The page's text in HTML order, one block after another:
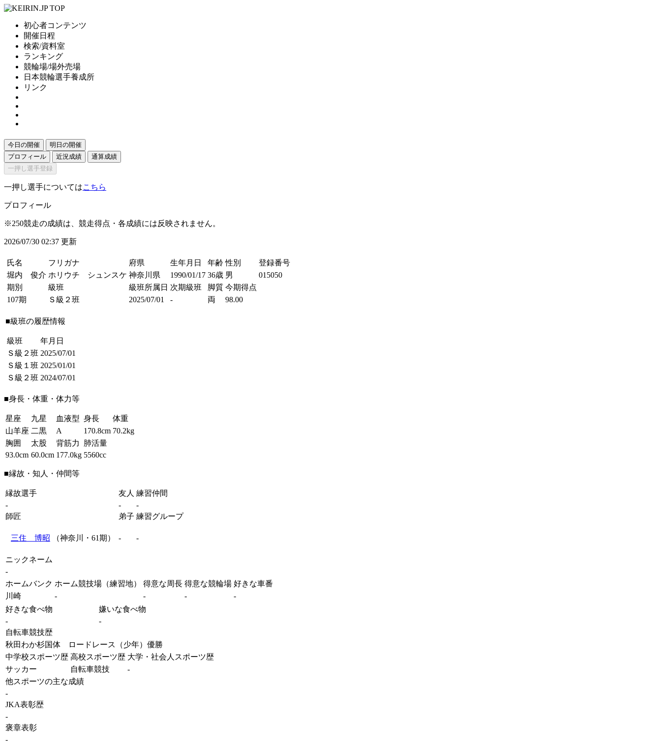
初心者コンテンツ
開催日程
検索/資料室
ランキング
競輪場/場外売場
日本競輪選手養成所
リンク
今日の開催
明日の開催
プロフィール
近況成績
通算成績
一押し選手登録
一押し選手についてはこちら
プロフィール
※250競走の成績は、競走得点・各成績には反映されません。
2026/07/30 02:37 更新
氏名 フリガナ 府県 生年月日 年齢 性別
登録番号
堀内 俊介 ホリウチ シュンスケ 神奈川県 1990/01/17 36歳 男
015050
期別
級班 級班所属日 次期級班 脚質 今期得点
107期
Ｓ級２班 2025/07/01 - 両 98.00
■級班の履歴情報
級班
年月日
Ｓ級２班 2025/07/01
Ｓ級１班 2025/01/01
Ｓ級２班 2024/07/01
■身長・体重・体力等
星座 九星 血液型 身長
体重
山羊座 二黒 A 170.8cm 70.2kg
胸囲
太股 背筋力
肺活量
93.0cm 60.0cm 177.0kg 5560cc
■縁故・知人・仲間等
縁故選手 友人 練習仲間
-
-
-
師匠
弟子 練習グループ
三住 博昭 （神奈川・61期） - -
ニックネーム
-
ホームバンク ホーム競技場（練習地） 得意な周長 得意な競輪場 好きな車番
川崎
- - -
-
好きな食べ物
嫌いな食べ物
-
-
自転車競技歴
秋田わか杉国体 ロードレース（少年）優勝
中学校スポーツ歴 高校スポーツ歴 大学・社会人スポーツ歴
サッカー
自転車競技
-
他スポーツの主な成績
-
JKA表彰歴
-
褒章表彰
-